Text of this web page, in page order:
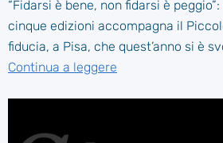
“Fidarsi è bene, non fidarsi è
cinque edizioni accompagna il
fiducia, a Pisa, che quest’anno si è
Continua a leggere